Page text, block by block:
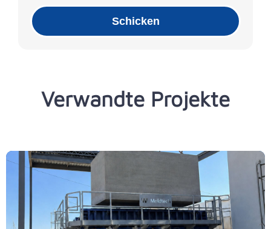
Schicken
Verwandte Projekte